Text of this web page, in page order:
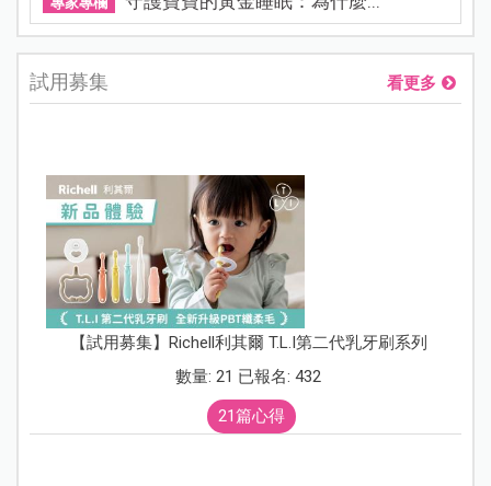
試用募集 看更多
【試用募集】Richell利其爾 T.L.I第二代乳牙刷系列
數量: 21 已報名: 432
21篇心得